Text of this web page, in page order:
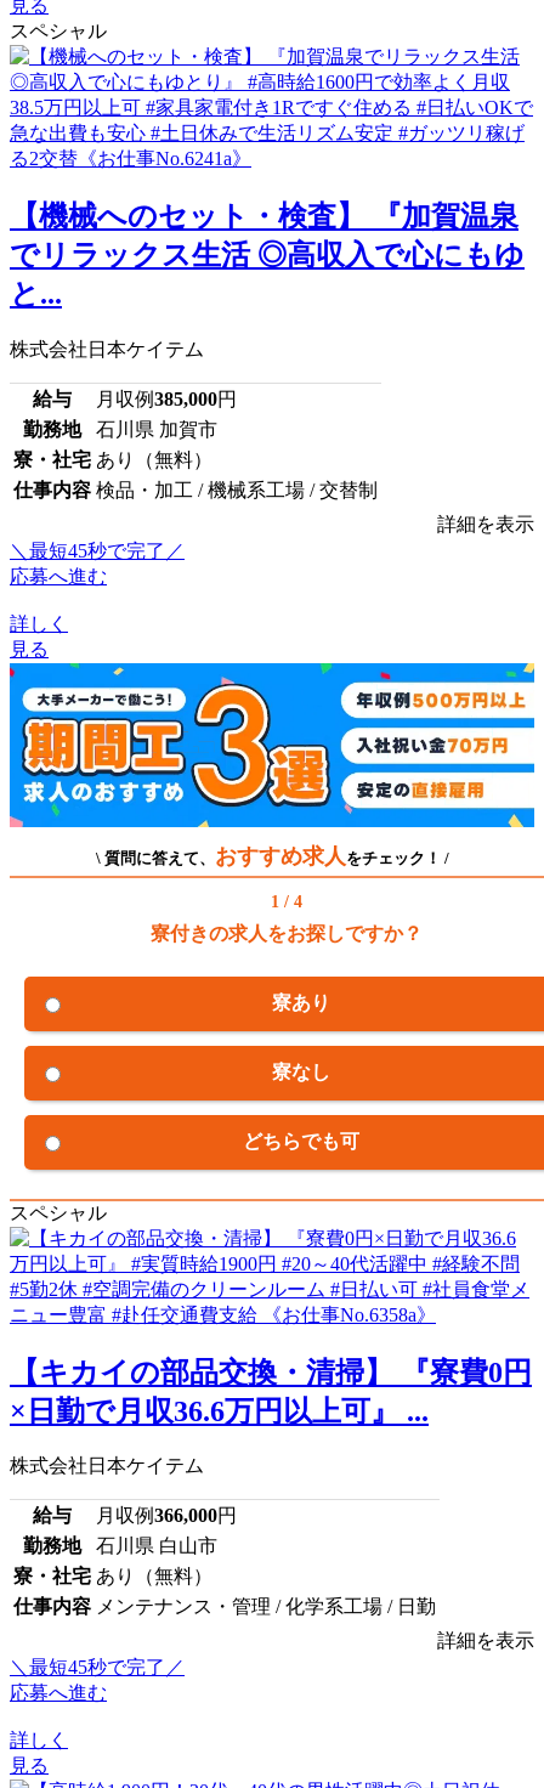
見る
スペシャル
【機械へのセット・検査】 『加賀温泉
でリラックス生活 ◎高収入で心にもゆ
と...
株式会社日本ケイテム
給与 月収例385,000円
勤務地
石川県 加賀市
寮・社宅 あり（無料）
仕事内容 検品・加工 / 機械系工場 / 交替制
詳細を表示
＼最短45秒で完了／
応募へ進む
詳しく
見る
\ 質問に答えて、 おすすめ求人 をチェック！ /
1 / 4
寮付きの求人をお探しですか？
寮あり
寮なし
どちらでも可
スペシャル
【キカイの部品交換・清掃】 『寮費0円
×日勤で月収36.6万円以上可』 ...
株式会社日本ケイテム
給与 月収例366,000円
勤務地
石川県 白山市
寮・社宅 あり（無料）
仕事内容 メンテナンス・管理 / 化学系工場 / 日勤
詳細を表示
＼最短45秒で完了／
応募へ進む
詳しく
見る